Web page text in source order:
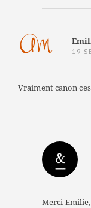
19
Vraiment canon
Merci